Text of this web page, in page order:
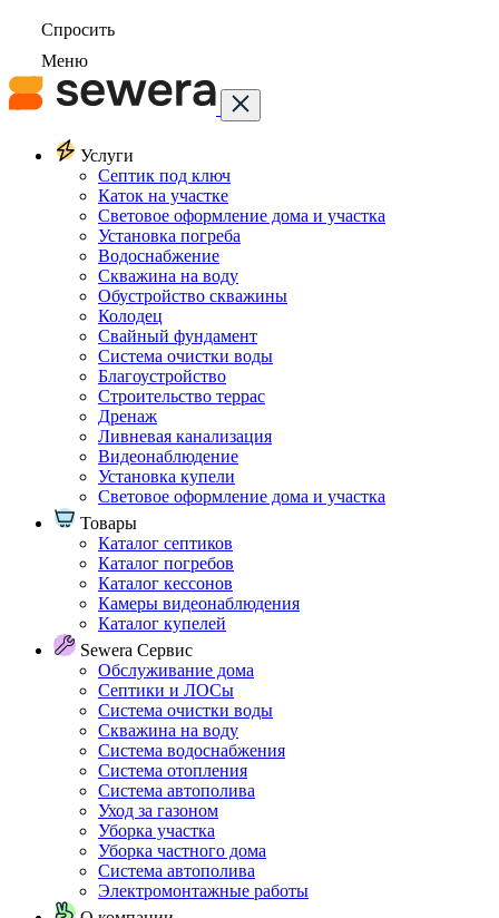
Спросить
Меню
Услуги
Септик под ключ
Каток на участке
Световое оформление дома и участка
Установка погреба
Водоснабжение
Скважина на воду
Обустройство скважины
Колодец
Свайный фундамент
Система очистки воды
Благоустройство
Строительство террас
Дренаж
Ливневая канализация
Видеонаблюдение
Установка купели
Световое оформление дома и участка
Товары
Каталог септиков
Каталог погребов
Каталог кессонов
Камеры видеонаблюдения
Каталог купелей
Sewera Сервис
Обслуживание дома
Септики и ЛОСы
Система очистки воды
Скважина на воду
Система водоснабжения
Система отопления
Система автополива
Уход за газоном
Уборка участка
Уборка частного дома
Система автополива
Электромонтажные работы